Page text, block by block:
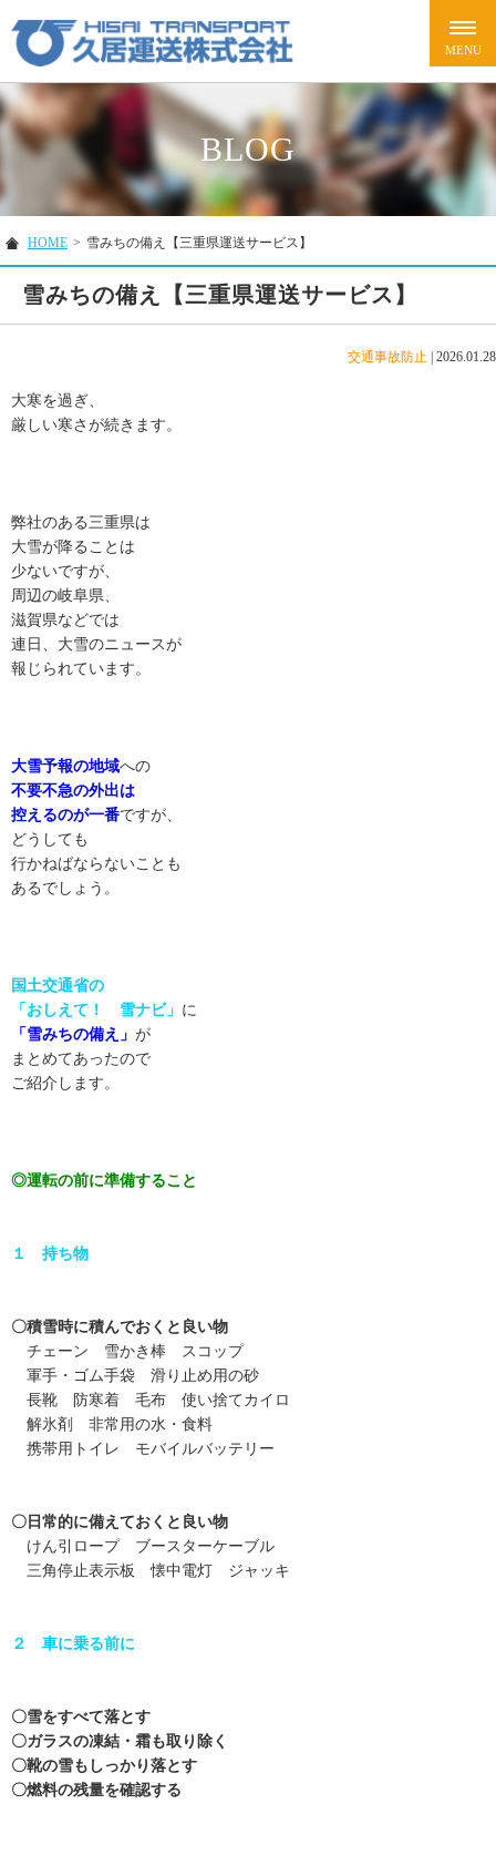
BLOG
HOME > 雪みちの備え【三重県運送サービス】
雪みちの備え【三重県運送サービス】
交通事故防止 2026.01.28
大寒を過ぎ、
厳しい寒さが続きます。
弊社のある三重県は
大雪が降ることは
少ないですが、
周辺の岐阜県、
滋賀県などでは
連日、大雪のニュースが
報じられています。
大雪予報の地域への
不要不急の外出は
控えるのが一番ですが、
どうしても
行かねばならないことも
あるでしょう。
国土交通省の
「おしえて！ 雪ナビ」 に
「雪みちの備え」 が
まとめてあったので
ご紹介します。
◎運転の前に準備すること
１ 持ち物
〇積雪時に積んでおくと良い物
チェーン 雪かき棒 スコップ
軍手・ゴム手袋 滑り止め用の砂
長靴 防寒着 毛布 使い捨てカイロ
解氷剤 非常用の水・食料
携帯用トイレ モバイルバッテリー
〇日常的に備えておくと良い物
けん引ロープ ブースターケーブル
三角停止表示板 懐中電灯 ジャッキ
２ 車に乗る前に
〇雪をすべて落とす
〇ガラスの凍結・霜も取り除く
〇靴の雪もしっかり落とす
〇燃料の残量を確認する